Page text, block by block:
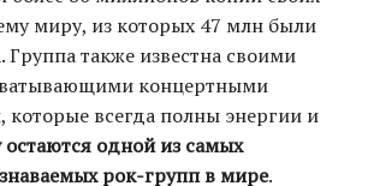
миру, из которых 47 млн были
также известна своими
концертными
которые всегда полны энергии и
остаются одной из самых
рок-групп в мире.